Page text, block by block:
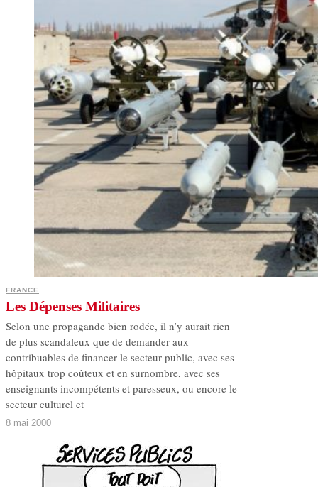
FRANCE
Les Dépenses Militaires
Selon une propagande bien rodée, il n’y aurait rien
de plus scandaleux que de demander aux
contribuables de financer le secteur public, avec ses
hôpitaux trop coûteux et en surnombre, avec ses
enseignants incompétents et paresseux, ou encore le
secteur culturel et
8 mai 2000